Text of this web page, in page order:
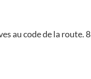
au code de la route. 8